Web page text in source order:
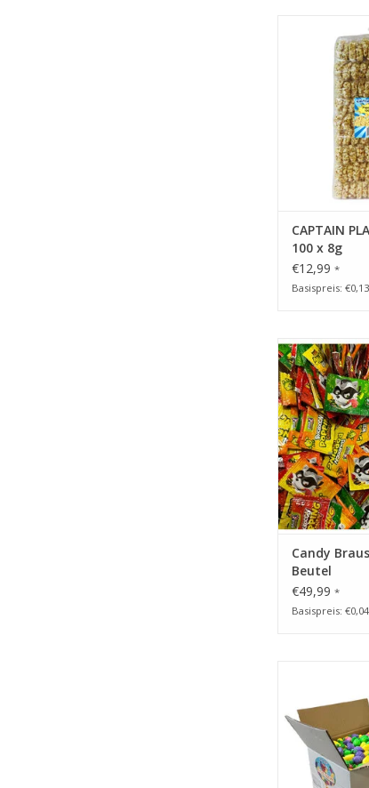
ZUM
CAPTAIN
100 x 8g
€12,99 *
Basispreis:
CAPTAIN PLAY
Beutel,
1,6kg
ZUM
Candy
Beutel
€49,99 *
Basispreis:
Wurfmaterial
Süßigkeiten
ZUM